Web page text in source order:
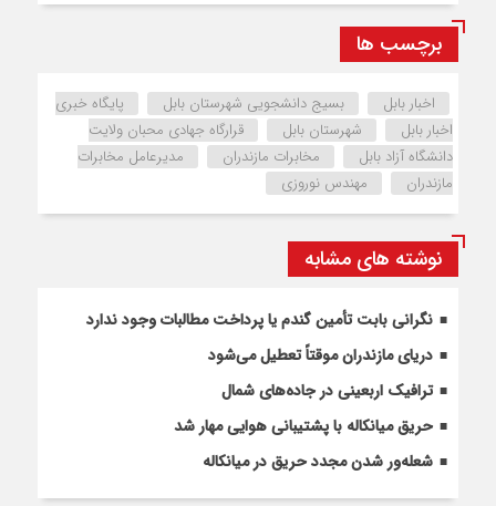
برچسب ها
اخبار بابل بسیج دانشجویی شهرستان بابل
پایگاه خبری
اخبار بابل
شهرستان بابل
قرارگاه جهادی محبان ولایت
دانشگاه آزاد بابل
مخابرات مازندران
مدیرعامل مخابرات
مازندران
مهندس نوروزی
نوشته های مشابه
نگرانی بابت تأمین گندم یا پرداخت مطالبات وجود ندارد
دریای مازندران موقتاً تعطیل می‌شود
ترافیک اربعینی در جاده‌های شمال
حریق میانکاله با پشتیبانی هوایی مهار شد
شعله‌ور شدن مجدد حریق در میانکاله